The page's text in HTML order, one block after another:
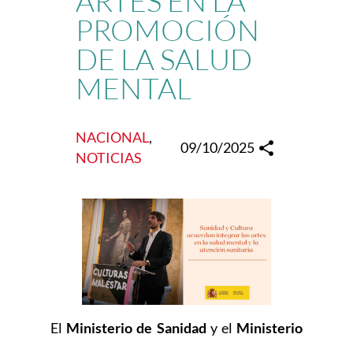
PROMOCIÓN
DE LA SALUD
MENTAL
NACIONAL
NOTICIAS
09/10/2025
El Ministerio de Sanidad y el Ministerio